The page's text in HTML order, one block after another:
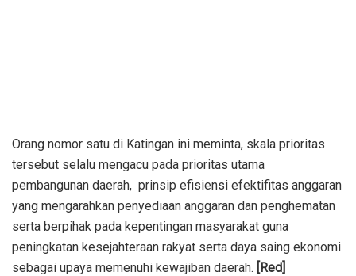
Orang nomor satu di Katingan ini meminta, skala prioritas
tersebut selalu mengacu pada prioritas utama
pembangunan daerah, prinsip efisiensi efektifitas anggaran
yang mengarahkan penyediaan anggaran dan penghematan
serta berpihak pada kepentingan masyarakat guna
peningkatan kesejahteraan rakyat serta daya saing ekonomi
sebagai upaya memenuhi kewajiban daerah. [Red]